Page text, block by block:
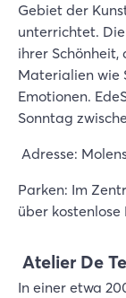
Gebiet der
unterrichtet.
ihrer Schönheit,
Materialien wie
Emotionen.
Sonntag
Adresse:
Parken: Im
über
Atelier De
In einer etwa